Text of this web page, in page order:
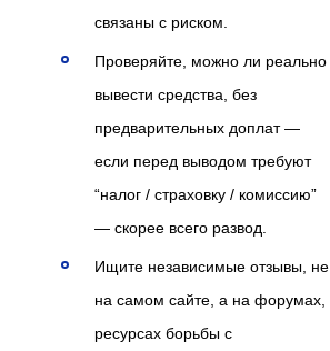
связаны с риском.
Проверяйте, можно ли реально
вывести средства, без
предварительных доплат —
если перед выводом требуют
“налог / страховку / комиссию”
— скорее всего развод.
Ищите независимые отзывы, не
на самом сайте, а на форумах,
ресурсах борьбы с